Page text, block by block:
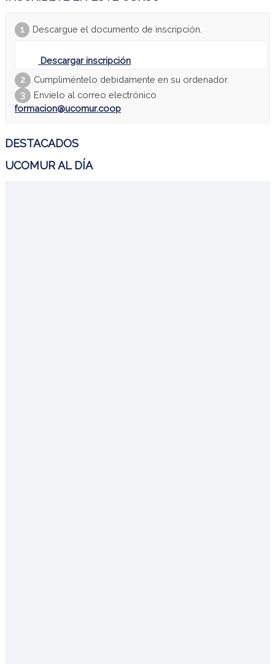
Descargue el documento de inscripción.
Descargar inscripción
Cumpliméntelo debidamente en su ordenador.
Envíelo al correo electrónico
formacion@ucomur.coop
DESTACADOS
UCOMUR AL DÍA